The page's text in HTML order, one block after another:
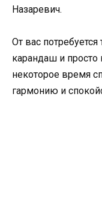
Назаревич.
От вас
карандаш и просто
некоторое время
гармонию и